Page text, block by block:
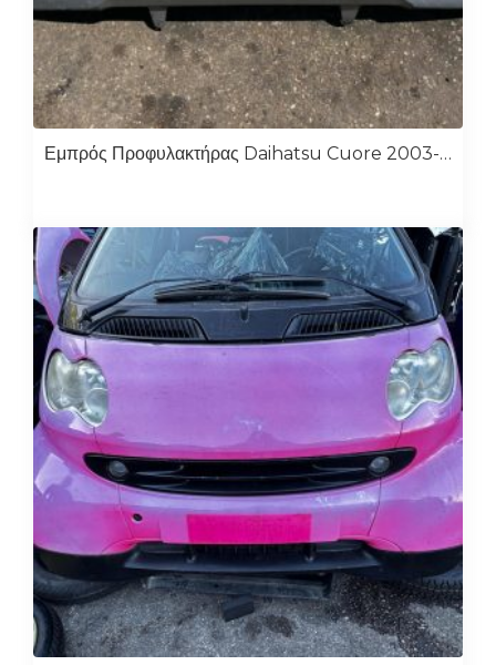
Εμπρός Προφυλακτήρας Daihatsu Cuore 2003-2007